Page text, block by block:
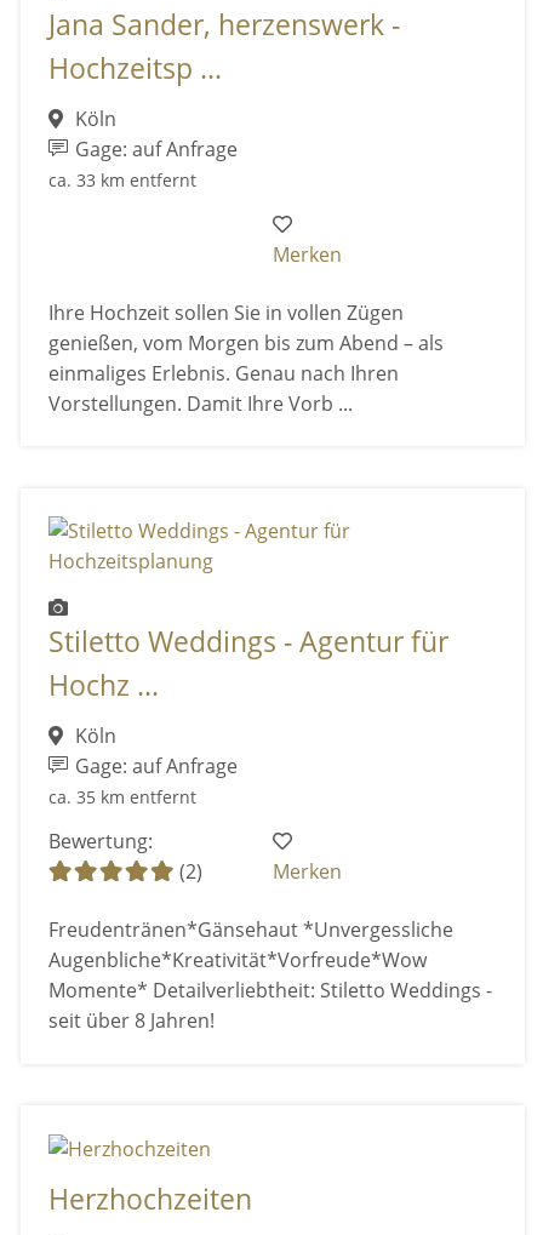
Jana Sander, herzenswerk -
Hochzeitsp ...
Köln
Gage: auf Anfrage
ca. 33 km entfernt
Merken
Ihre Hochzeit sollen Sie in vollen Zügen
genießen, vom Morgen bis zum Abend – als
einmaliges Erlebnis. Genau nach Ihren
Vorstellungen. Damit Ihre Vorb ...
Stiletto Weddings - Agentur für
Hochz ...
Köln
Gage: auf Anfrage
ca. 35 km entfernt
Bewertung:
(2)
Merken
Freudentränen*Gänsehaut *Unvergessliche
Augenbliche*Kreativität*Vorfreude*Wow
Momente* Detailverliebtheit: Stiletto Weddings -
seit über 8 Jahren!
Herzhochzeiten